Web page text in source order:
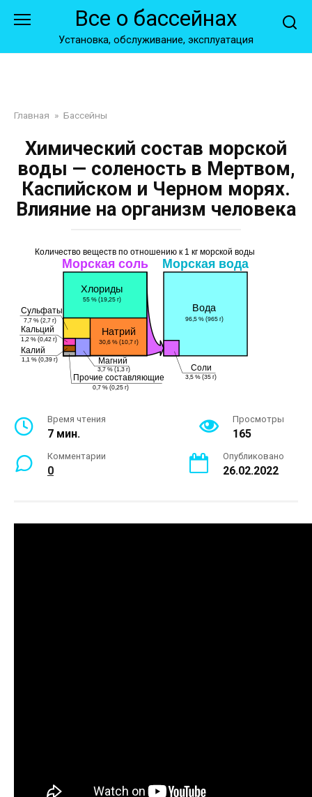
Все о бассейнах
Установка, обслуживание, эксплуатация
Главная » Бассейны
Химический состав морской
воды — соленость в Мертвом,
Каспийском и Черном морях.
Влияние на организм человека
Время чтения
7 мин.
Просмотры
165
Комментарии
0
Опубликовано
26.02.2022